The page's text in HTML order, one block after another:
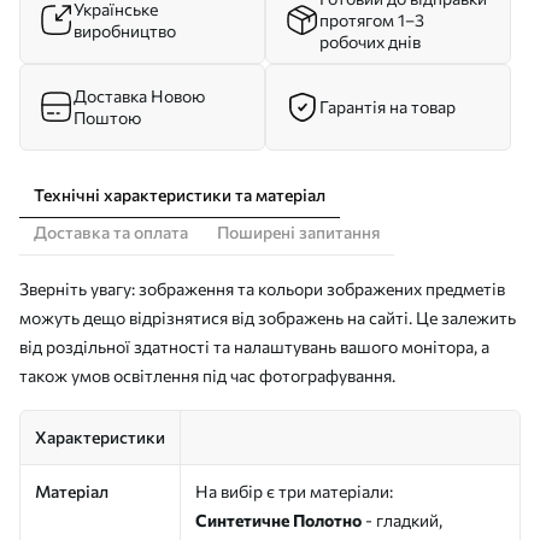
Українське
виробництво
протягом 1–3
робочих днів
Доставка Новою
Поштою
Гарантія на товар
Технічні характеристики та матеріал
Доставка та оплата
Поширені запитання
Зверніть увагу: зображення та кольори зображених предметів
можуть дещо відрізнятися від зображень на сайті. Це залежить
від роздільної здатності та налаштувань вашого монітора, а
також умов освітлення під час фотографування.
Характеристики
Матеріал
На вибір є три матеріали:
Синтетичне Полотно - гладкий,